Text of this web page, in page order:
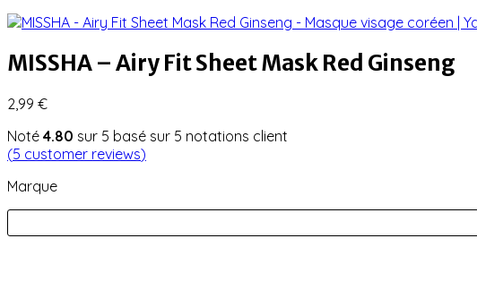
MISSHA – Airy Fit Sheet Mask Red Ginseng
2,99 €
Noté 4.80 sur 5 basé sur 5 notations client
(5 customer reviews)
Marque